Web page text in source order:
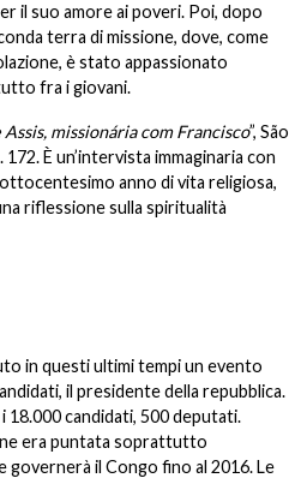
il suo amore ai poveri. Poi, dopo
terra di missione, dove, come
è stato appassionato
fra i giovani.
Assis, missionária com Francisco”, São
È un’intervista immaginaria con
anno di vita religiosa,
riflessione sulla spiritualità
in questi ultimi tempi un evento
il presidente della repubblica.
18.000 candidati, 500 deputati.
era puntata soprattutto
governerà il Congo fino al 2016. Le